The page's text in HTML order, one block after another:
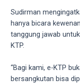
also
find
exclusive
porn
shot
Sudirman
hanya bicara
tanggung jawab
KTP.
“Bagi kami, e-KTP
bersangkutan bisa